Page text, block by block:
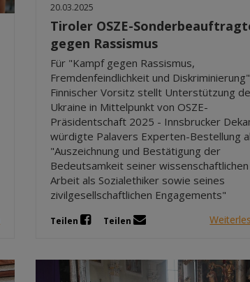
20.03.2025
Tiroler OSZE-
gegen Rassismus
Für "Kampf gegen Rassismus,
Fremdenfeindlichkeit und
Finnischer Vorsitz stellt Unterstützung
Ukraine in Mittelpunkt von OSZE-
Präsidentschaft 2025 - Innsbrucker
würdigte Palavers Experten-Bestellung
"Auszeichnung und Bestätigung der
Bedeutsamkeit seiner wissenschaftlichen
Arbeit als Sozialethiker sowie seines
zivilgesellschaftlichen Engagements"
Teilen Teilen